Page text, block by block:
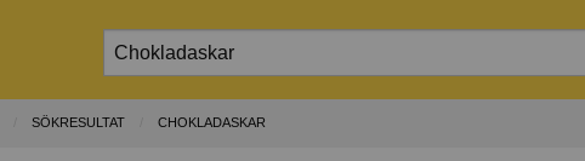
SÖKRESULTAT CHOKLADASKAR